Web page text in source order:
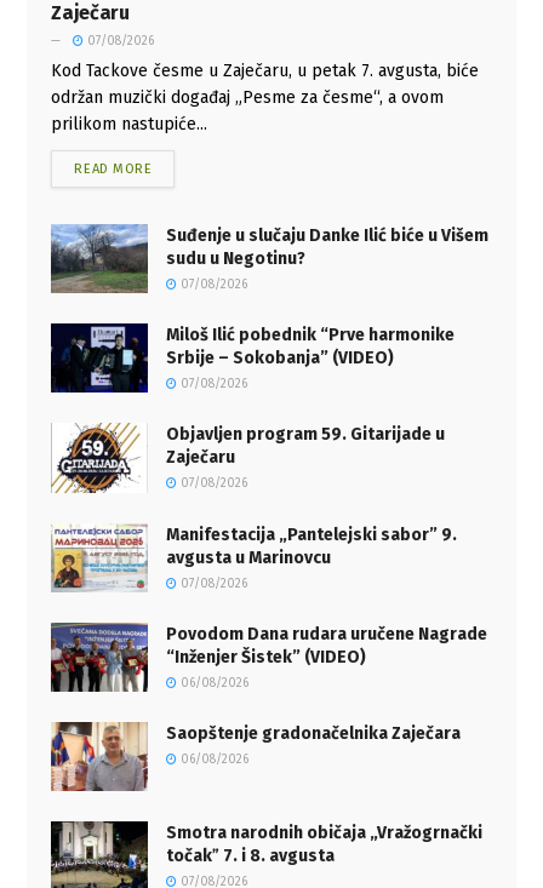
Zaječaru
07/08/2026
Kod Tackove česme u Zaječaru, u petak 7. avgusta, biće
održan muzički događaj „Pesme za česme“, a ovom
prilikom nastupiće...
READ MORE
Suđenje u slučaju Danke Ilić biće u Višem
sudu u Negotinu?
07/08/2026
Miloš Ilić pobednik “Prve harmonike
Srbije – Sokobanja” (VIDEO)
07/08/2026
Objavljen program 59. Gitarijade u
Zaječaru
07/08/2026
Manifestacija „Pantelejski sabor” 9.
avgusta u Marinovcu
07/08/2026
Povodom Dana rudara uručene Nagrade
“Inženjer Šistek” (VIDEO)
06/08/2026
Saopštenje gradonačelnika Zaječara
06/08/2026
Smotra narodnih običaja „Vražogrnački
točakˮ 7. i 8. avgusta
07/08/2026